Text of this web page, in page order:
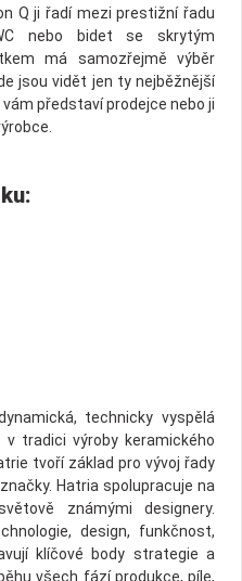
Q ji řadí mezi prestižní řadu
nebo bidet se skrytým
má samozřejmě výběr
jsou vidět jen ty nejběžnější
představí prodejce nebo ji
technicky vyspělá
tradici výroby keramického
tvoří základ pro vývoj řady
Hatria spolupracuje na
známými designery.
design, funkčnost,
klíčové body strategie a
všech fází produkce, píle,